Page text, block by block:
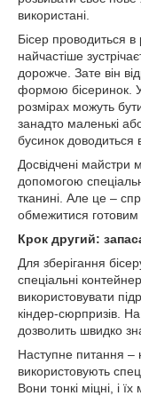
використані.
Бісер проводиться
найчастіше
дорожче. Зате він
формою бісеринок. У
розмірах можуть
занадто маленькі
бусинок доводиться
Досвідчені майстри
допомогою
тканині. Але це –
обмежитися готовим
Крок другий:
Для зберігання
спеціальні
використовувати
кіндер-сюрпризів.
дозволить швидко
Наступне питання –
використовують
Вони тонкі міцні, і